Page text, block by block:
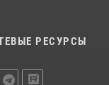
РЕСУРСЫ